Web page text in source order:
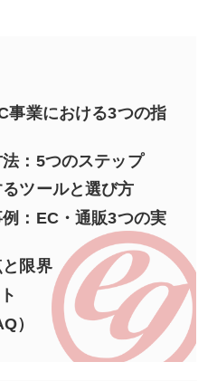
事業における3つの指
：5つのステップ
ツールと選び方
：EC・通販3つの実
限界
）